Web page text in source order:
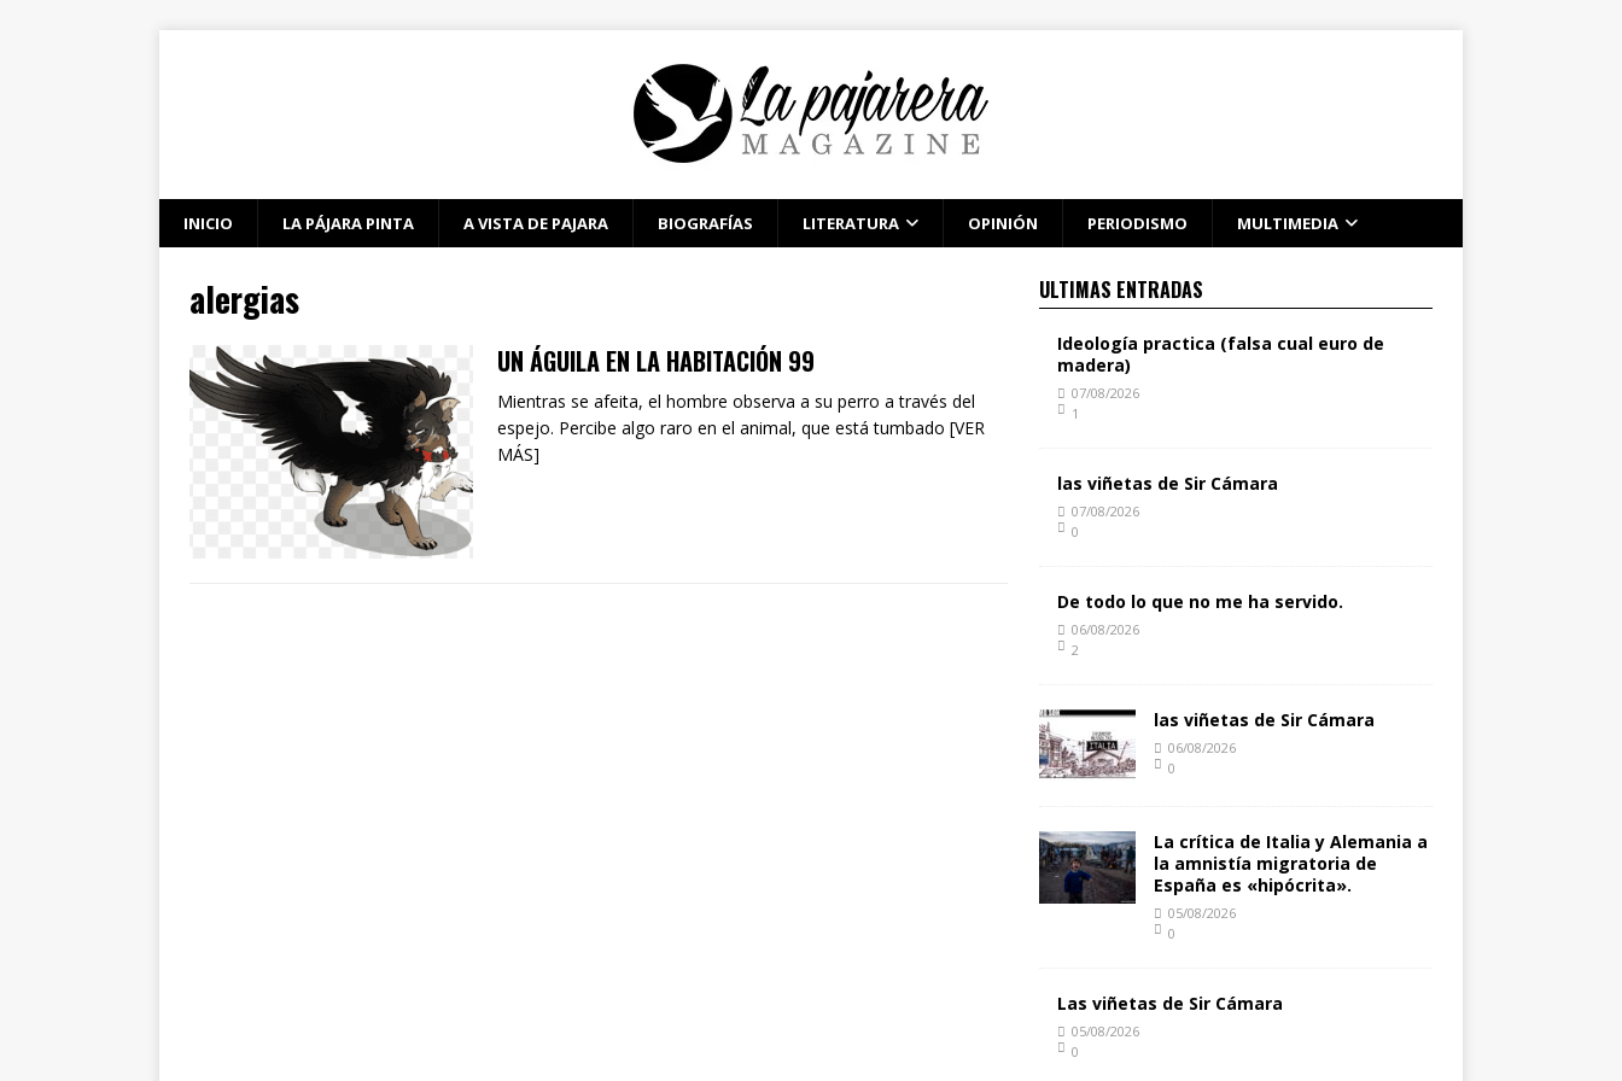
INICIO LA PÁJARA PINTA A VISTA DE PAJARA BIOGRAFÍAS LITERATURA OPINIÓN PERIODISMO MULTIMEDIA
alergias
UN ÁGUILA EN LA HABITACIÓN 99
Mientras se afeita, el hombre observa a su perro a través del
espejo. Percibe algo raro en el animal, que está tumbado [VER
MÁS]
ULTIMAS ENTRADAS
Ideología practica (falsa cual euro de
madera)
07/08/2026
1
las viñetas de Sir Cámara
07/08/2026
0
De todo lo que no me ha servido.
06/08/2026
2
las viñetas de Sir Cámara
06/08/2026
0
La crítica de Italia y Alemania a
la amnistía migratoria de
España es «hipócrita».
05/08/2026
0
Las viñetas de Sir Cámara
05/08/2026
0